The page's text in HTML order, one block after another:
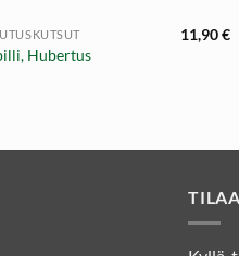
Hubertus
11,90€